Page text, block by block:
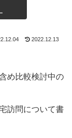
2022.12.13
め比較検討中の
訪問について書